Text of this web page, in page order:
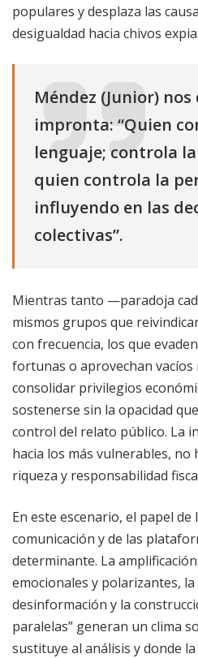
populares y desplaza las
desigualdad hacia chivos
Méndez (Junior)
impronta: “Quien
lenguaje; controla
quien controla la
influyendo en las
colectivas”.
Mientras tanto —paradoja
mismos grupos que
con frecuencia, los que
fortunas o aprovechan
consolidar privilegios
sostenerse sin la opacidad
control del relato público. La
hacia los más vulnerables, no
riqueza y responsabilidad
En este escenario, el papel
comunicación y de las
determinante. La
emocionales y polarizantes, la
desinformación y la
paralelas” generan un clima
sustituye al análisis y donde